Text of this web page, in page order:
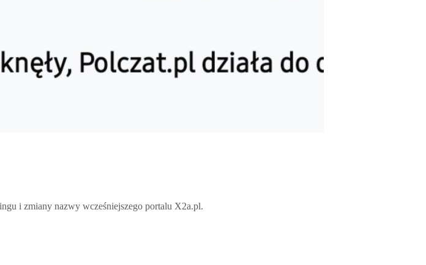
i zmiany nazwy wcześniejszego portalu X2a.pl.